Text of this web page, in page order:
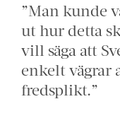
”Man kunde
ut hur detta
vill säga att
enkelt vägrar
fredsplikt.”